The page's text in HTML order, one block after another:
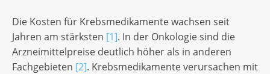
Die Kosten für Krebsmedikamente wachsen seit
Jahren am stärksten [1]. In der Onkologie sind die
Arzneimittelpreise deutlich höher als in anderen
Fachgebieten [2]. Krebsmedikamente verursachen mit